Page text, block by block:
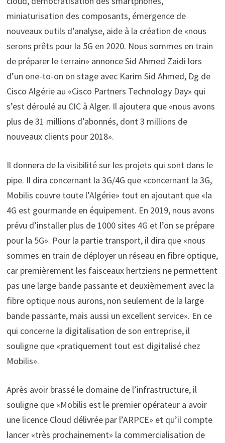
miniaturisation des composants, émergence de
nouveaux outils d’analyse, aide à la création de «nous
serons prêts pour la 5G en 2020. Nous sommes en train
de préparer le terrain» annonce Sid Ahmed Zaidi lors
d’un one-to-on on stage avec Karim Sid Ahmed, Dg de
Cisco Algérie au «Cisco Partners Technology Day» qui
s’est déroulé au CIC à Alger. Il ajoutera que «nous avons
plus de 31 millions d’abonnés, dont 3 millions de
nouveaux clients pour 2018».
Il donnera de la visibilité sur les projets qui sont dans le
pipe. Il dira concernant la 3G/4G que «concernant la 3G,
Mobilis couvre toute l’Algérie» tout en ajoutant que «la
4G est gourmande en équipement. En 2019, nous avons
prévu d’installer plus de 1000 sites 4G et l’on se prépare
pour la 5G». Pour la partie transport, il dira que «nous
sommes en train de déployer un réseau en fibre optique,
car premièrement les faisceaux hertziens ne permettent
pas une large bande passante et deuxièmement avec la
fibre optique nous aurons, non seulement de la large
bande passante, mais aussi un excellent service». En ce
qui concerne la digitalisation de son entreprise, il
souligne que «pratiquement tout est digitalisé chez
Mobilis».
Après avoir brassé le domaine de l’infrastructure, il
souligne que «Mobilis est le premier opérateur a avoir
une licence Cloud délivrée par l’ARPCE» et qu’il compte
lancer «très prochainement» la commercialisation de